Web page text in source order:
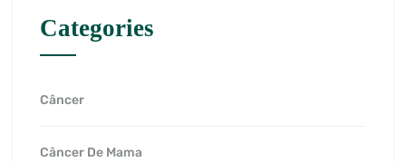
Categories
Câncer
Câncer De Mama